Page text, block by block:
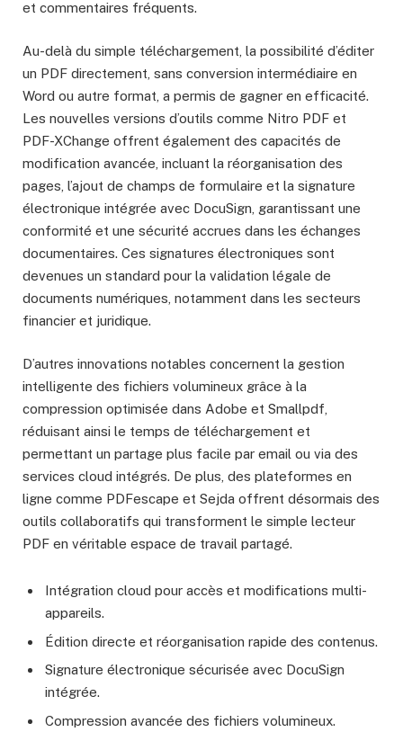
et commentaires fréquents.
Au-delà du simple téléchargement, la possibilité d’éditer
un PDF directement, sans conversion intermédiaire en
Word ou autre format, a permis de gagner en efficacité.
Les nouvelles versions d’outils comme Nitro PDF et
PDF-XChange offrent également des capacités de
modification avancée, incluant la réorganisation des
pages, l’ajout de champs de formulaire et la signature
électronique intégrée avec DocuSign, garantissant une
conformité et une sécurité accrues dans les échanges
documentaires. Ces signatures électroniques sont
devenues un standard pour la validation légale de
documents numériques, notamment dans les secteurs
financier et juridique.
D’autres innovations notables concernent la gestion
intelligente des fichiers volumineux grâce à la
compression optimisée dans Adobe et Smallpdf,
réduisant ainsi le temps de téléchargement et
permettant un partage plus facile par email ou via des
services cloud intégrés. De plus, des plateformes en
ligne comme PDFescape et Sejda offrent désormais des
outils collaboratifs qui transforment le simple lecteur
PDF en véritable espace de travail partagé.
Intégration cloud pour accès et modifications multi-
appareils.
Édition directe et réorganisation rapide des contenus.
Signature électronique sécurisée avec DocuSign
intégrée.
Compression avancée des fichiers volumineux.